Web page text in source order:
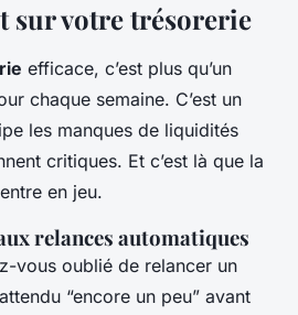
sur votre trésorerie
efficace, c’est plus qu’un
chaque semaine. C’est un
les manques de liquidités
critiques. Et c’est là que la
en jeu.
relances automatiques
vous oublié de relancer un
“encore un peu” avant